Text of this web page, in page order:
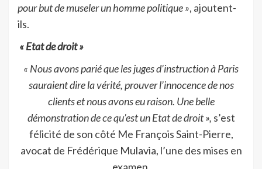
pour but de museler un homme politique », ajoutent-
ils.
« Etat de droit »
« Nous avons parié que les juges d’instruction à Paris
sauraient dire la vérité, prouver l’innocence de nos
clients et nous avons eu raison. Une belle
démonstration de ce qu’est un Etat de droit », s’est
félicité de son côté Me François Saint-Pierre,
avocat de Frédérique Mulavia, l’une des mises en